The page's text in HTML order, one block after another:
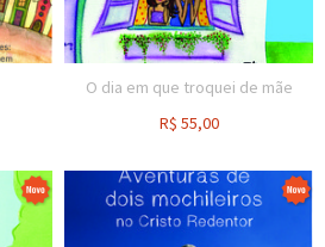
O dia em que troquei de mãe
R$ 55,00